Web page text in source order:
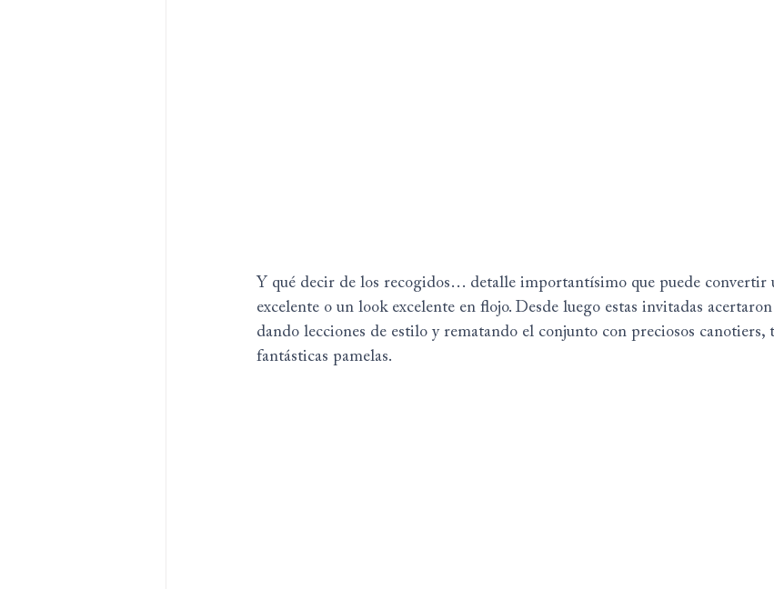
Y qué decir de los recogidos… detalle importantísimo que puede convertir
excelente o un look excelente en flojo. Desde luego estas invitadas
dando lecciones de estilo y rematando el conjunto con preciosos canotiers,
fantásticas pamelas.